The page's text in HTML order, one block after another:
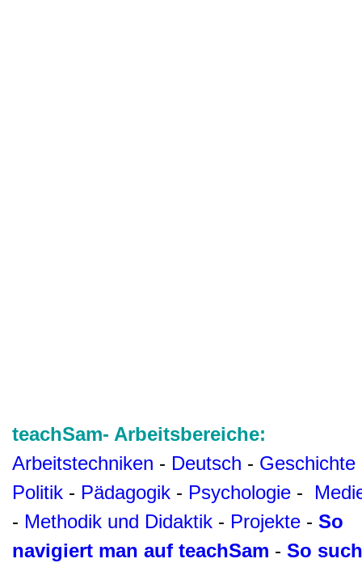
teachSam- Arbeitsbereiche:
Arbeitstechniken - Deutsch - Geschichte
Politik - Pädagogik - Psychologie -
- Methodik und Didaktik - Projekte - So
navigiert man auf teachSam - So